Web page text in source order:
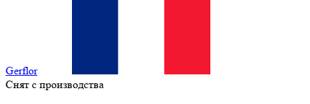
Gerflor
Снят с производства